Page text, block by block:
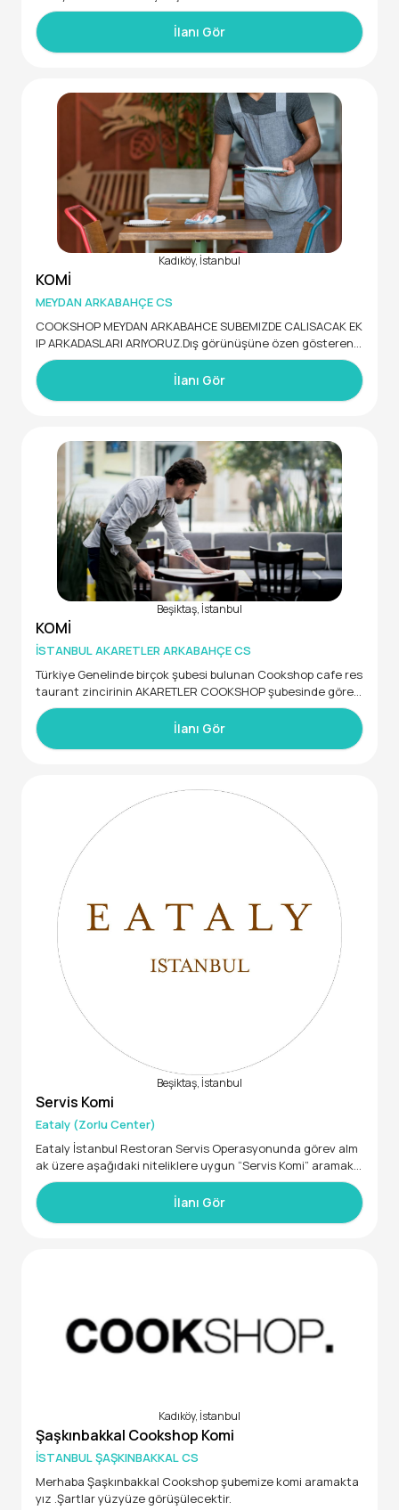
Restaurant zincirinin CADDEBOSTAN şubemizde görevlendi
rilmek üzere RUNNER /Komi takım arkadaşları arıyoruz.
İstenen Yetenek ve Uzmanlıklar
F&B sektöründe kariyer hedefleyen,
Kurumsal yapıda çalışmaya uygun,
Ekip çalışmasına uygun hareket eden,
İlanı Gör
Kadıköy, İstanbul
KOMİ
MEYDAN ARKABAHÇE CS
COOKSHOP MEYDAN ARKABAHCE SUBEMIZDE CALISACAK EK
IP ARKADASLARI ARIYORUZ.Dış görünüşüne özen gösteren,
vardiya saatlerine riayet eden, esnek çalışma saatlerine uy
İlanı Gör
Beşiktaş, İstanbul
KOMİ
İSTANBUL AKARETLER ARKABAHÇE CS
Türkiye Genelinde birçok şubesi bulunan Cookshop cafe res
taurant zincirinin AKARETLER COOKSHOP şubesinde görevl
endirilmek üzere Komi takım arkadaşları aramaktayız
•Güleryüzlü, enerjik ve sabırlı
•Kurumsal yapıda çalışmaya uygun
•FB sektöründe kariyer hedefi olan
İlanı Gör
Beşiktaş, İstanbul
Servis Komi
Eataly (Zorlu Center)
Eataly İstanbul Restoran Servis Operasyonunda görev alm
ak üzere aşağıdaki niteliklere uygun “Servis Komi” aramakt
ayız.
-En az lise, tercihen meslek yüksek okulu mezunu,
-Pozitif, iletişimi kuvvetli, diksiyonu düzgün,
Sunduğumuz imkanlar:
-Haftada 2 gün izin
-Özel sağlık sigortası
İlanı Gör
Kadıköy, İstanbul
Şaşkınbakkal Cookshop Komi
İSTANBUL ŞAŞKINBAKKAL CS
Merhaba Şaşkınbakkal Cookshop şubemize komi aramakta
yız .Şartlar yüzyüze görüşülecektir.